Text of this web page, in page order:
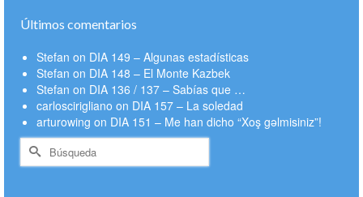
Últimos comentarios
Stefan on DIA 149 – Algunas estadísticas
Stefan on DIA 148 – El Monte Kazbek
Stefan on DIA 136 / 137 – Sabías que …
carloscirigliano on DIA 157 – La soledad
arturowing on DIA 151 – Me han dicho “Xoş gəlmisiniz”!
Buscar
por: